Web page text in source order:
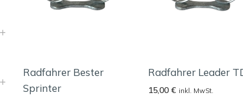
Radfahrer Bester
Sprinter
Radfahrer Leader
15,00€ inkl. MwSt.